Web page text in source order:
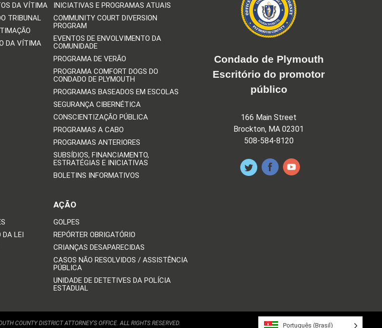
DA VÍTIMA
TRIBUNAL
DA VÍTIMA
INICIATIVAS E PROGRAMAS ATUAIS
COMMUNITY COURT DIVERSION
PROGRAM
EVENTOS DE ENVOLVIMENTO DA
COMUNIDADE
PROGRAMA DE VERÃO
PROGRAMA COMFORT DOGS DO
CONDADO DE PLYMOUTH
PROGRAMAS BASEADOS EM ESCOLAS
SEGURANÇA CIBERNÉTICA
CONSCIENTIZAÇÃO PÚBLICA
PROGRAMAS A CABO
PROGRAMAS ANTERIORES
SUBSÍDIOS, FINANCIAMENTO,
ESTRATÉGIAS E INICIATIVAS
BOLETINS INFORMATIVOS
DA LEI
AÇÃO
GOLPES
REPÓRTER OBRIGATÓRIO
CRIANÇAS DESAPARECIDAS
CASOS NÃO RESOLVIDOS / ASSISTÊNCIA
PÚBLICA
UNIDADE DE DETETIVES DA POLÍCIA
ESTADUAL
Condado de Plymouth
Escritório do promotor
público
166 Main Street
Brockton, MA 02301
508-584-8120
COUNTY DISTRICT ATTORNEY'S OFFICE. ALL RIGHTS RESERVED. Português (Brasil)